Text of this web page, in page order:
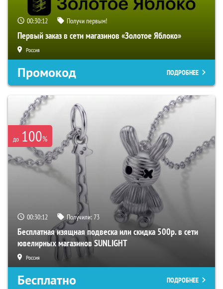
00:30:11 Получи первым!
Первый заказ в сети магазинов «Золотое Яблоко»
Россия
Промокод ПОДРОБНЕЕ
до 100%
00:30:11 Получили:73
Бесплатная изящная подвеска или скидка 500р. в сети
ювелирных магазинов SUNLIGHT
Россия
Бесплатно ПОДРОБНЕЕ